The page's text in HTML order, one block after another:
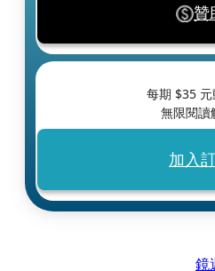
贊
每期 $35
無限閱讀
加入
鏡